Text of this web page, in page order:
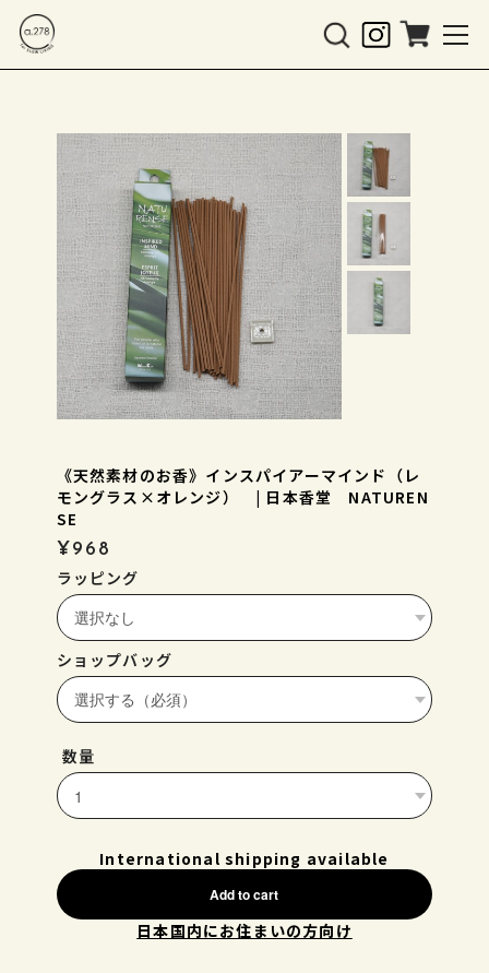
《天然素材のお香》インスパイアーマインド（レ
モングラス×オレンジ） | 日本香堂 NATUREN
SE
¥968
ラッピング
ショップバッグ
数量
International shipping available
Add to cart
日本国内にお住まいの方向け